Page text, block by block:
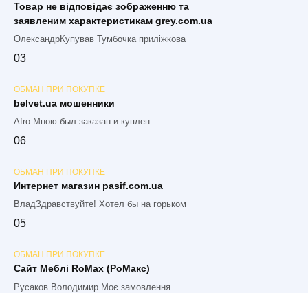
Товар не відповідає зображенню та
заявленим характеристикам grey.com.ua
ОлександрКупував Тумбочка приліжкова
03
ОБМАН ПРИ ПОКУПКЕ
belvet.ua мошенники
Afro Мною был заказан и куплен
06
ОБМАН ПРИ ПОКУПКЕ
Интернет магазин pasif.com.ua
ВладЗдравствуйте! Хотел бы на горьком
05
ОБМАН ПРИ ПОКУПКЕ
Сайт Меблі RoMax (РоМакс)
Русаков Володимир Моє замовлення